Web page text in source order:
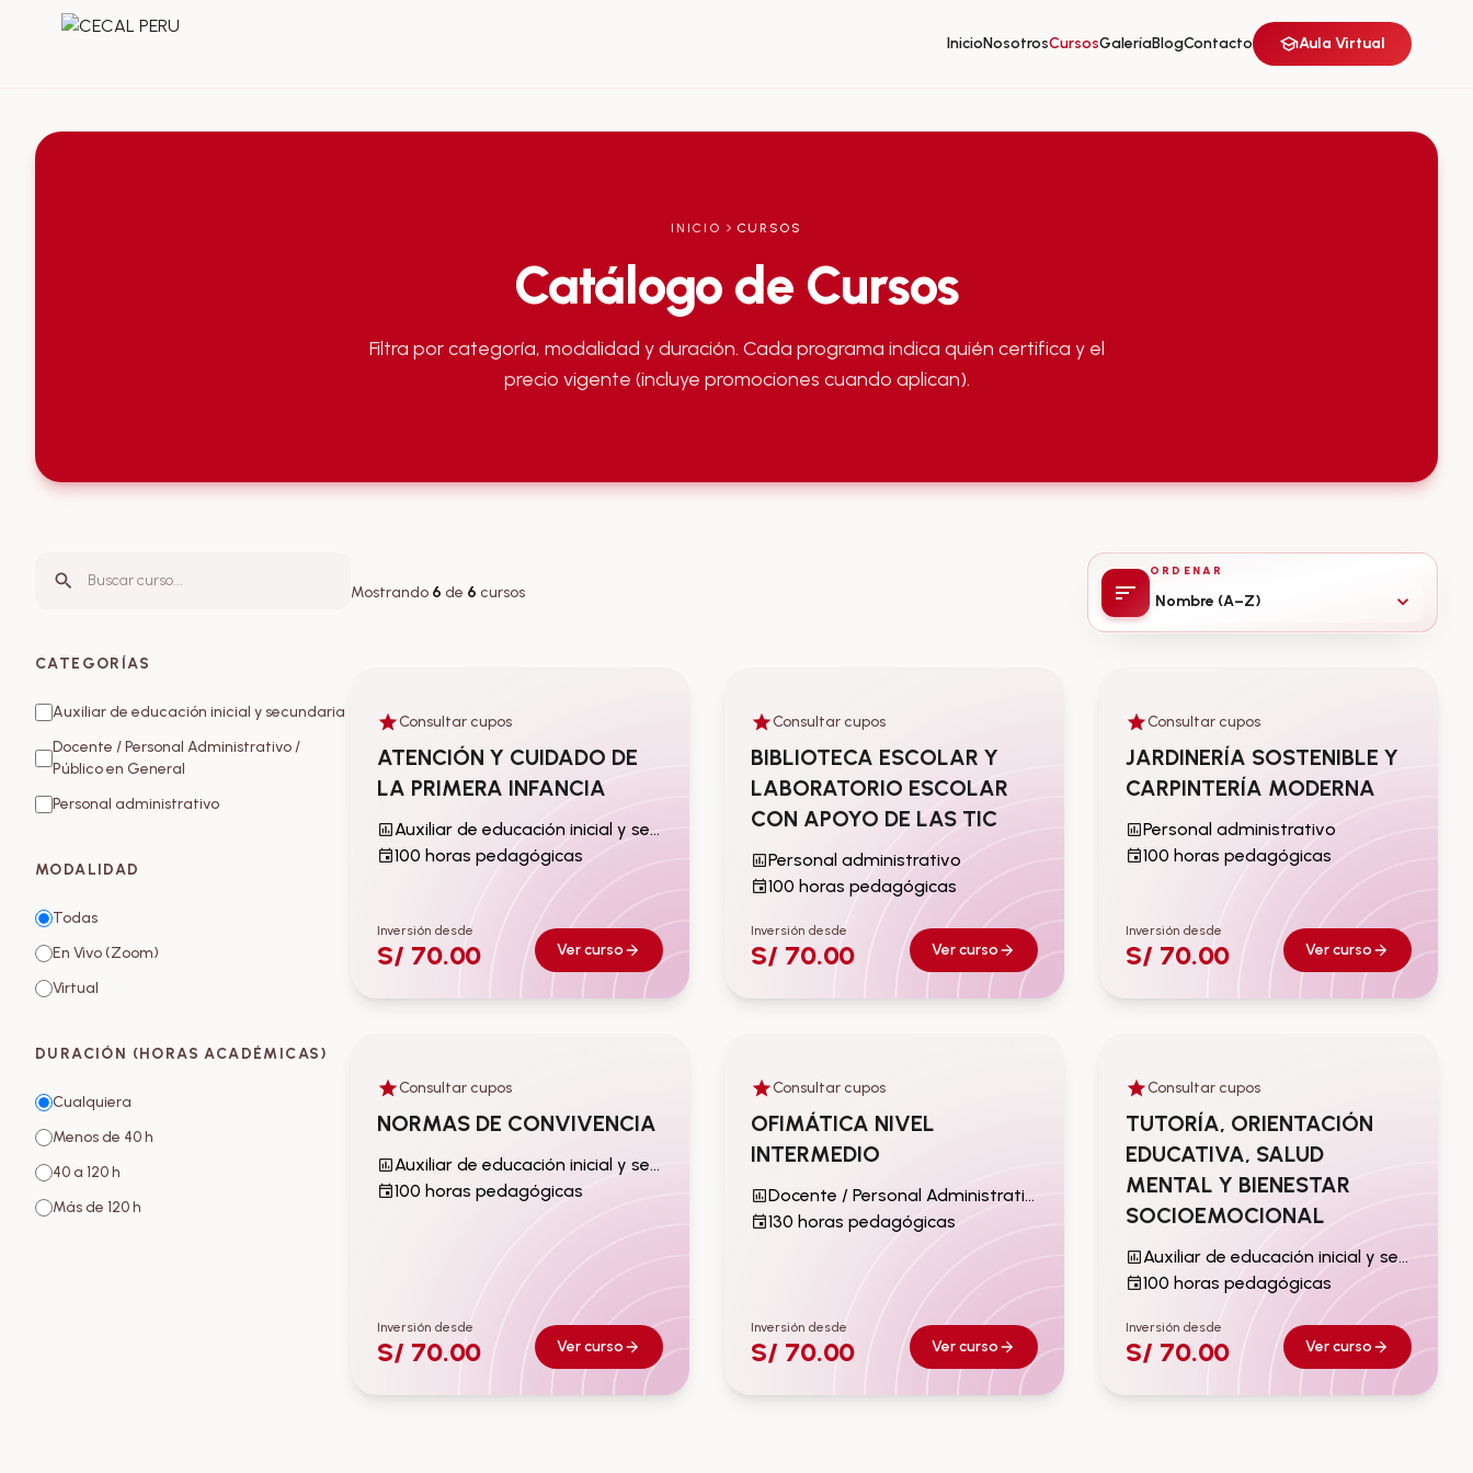
Ir al contenido
InicioNosotrosCursosGaleríaBlogContacto Aula Virtual
INICIO CURSOS
Catálogo de Cursos
Filtra por categoría, modalidad y duración. Cada programa indica quién certifica y el
precio vigente (incluye promociones cuando aplican).
CATEGORÍAS
Auxiliar de educación inicial y secundaria
Docente / Personal Administrativo /
Público en General
Personal administrativo
MODALIDAD
Todas
En Vivo (Zoom)
Virtual
DURACIÓN (HORAS ACADÉMICAS)
Cualquiera
Menos de 40 h
40 a 120 h
Más de 120 h
Mostrando 6 de 6 cursos
ORDENAR
Nombre (A–Z)
Auxiliar de educación inicial y
secundaria
Consultar cupos
ATENCIÓN Y CUIDADO DE
LA PRIMERA INFANCIA
Auxiliar de educación inicial y secundaria
100 horas pedagógicas
Inversión desde
S/ 70.00 Ver curso
Personal administrativo
Consultar cupos
BIBLIOTECA ESCOLAR Y
LABORATORIO ESCOLAR
CON APOYO DE LAS TIC
Personal administrativo
100 horas pedagógicas
Inversión desde
S/ 70.00 Ver curso
Personal administrativo
Consultar cupos
JARDINERÍA SOSTENIBLE Y
CARPINTERÍA MODERNA
Personal administrativo
100 horas pedagógicas
Inversión desde
S/ 70.00 Ver curso
Auxiliar de educación inicial y
secundaria
Consultar cupos
NORMAS DE CONVIVENCIA
Auxiliar de educación inicial y secundaria
100 horas pedagógicas
Inversión desde
S/ 70.00 Ver curso
Docente / Personal Administrativo /
Público
Consultar cupos
OFIMÁTICA NIVEL
INTERMEDIO
Docente / Personal Administrativo / Público en General
130 horas pedagógicas
Inversión desde
S/ 70.00 Ver curso
Auxiliar de educación inicial y
secundaria
Consultar cupos
TUTORÍA, ORIENTACIÓN
EDUCATIVA, SALUD
MENTAL Y BIENESTAR
SOCIOEMOCIONAL
Auxiliar de educación inicial y secundaria
100 horas pedagógicas
Inversión desde
S/ 70.00 Ver curso